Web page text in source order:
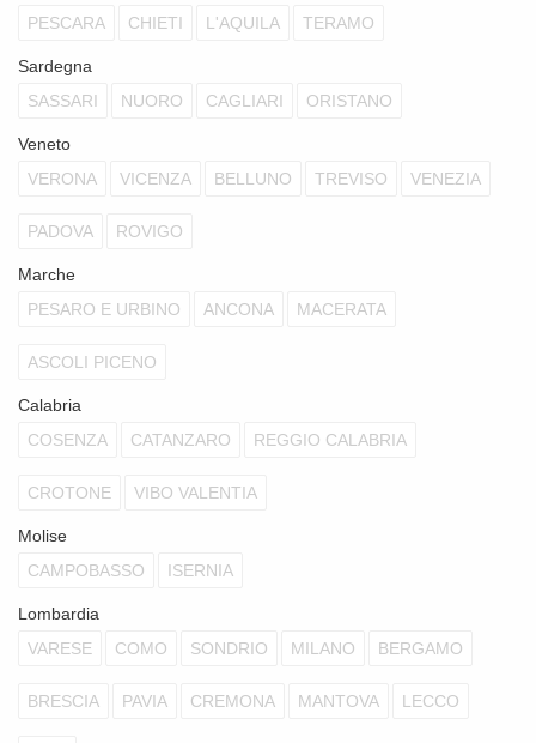
PESCARA
CHIETI L'AQUILA TERAMO
Sardegna
SASSARI
NUORO CAGLIARI ORISTANO
Veneto
VERONA
VICENZA BELLUNO TREVISO VENEZIA
PADOVA ROVIGO
Marche
PESARO E URBINO
ANCONA MACERATA
ASCOLI PICENO
Calabria
COSENZA
CATANZARO REGGIO CALABRIA
CROTONE VIBO VALENTIA
Molise
CAMPOBASSO
ISERNIA
Lombardia
VARESE
COMO SONDRIO MILANO BERGAMO
BRESCIA PAVIA CREMONA MANTOVA LECCO